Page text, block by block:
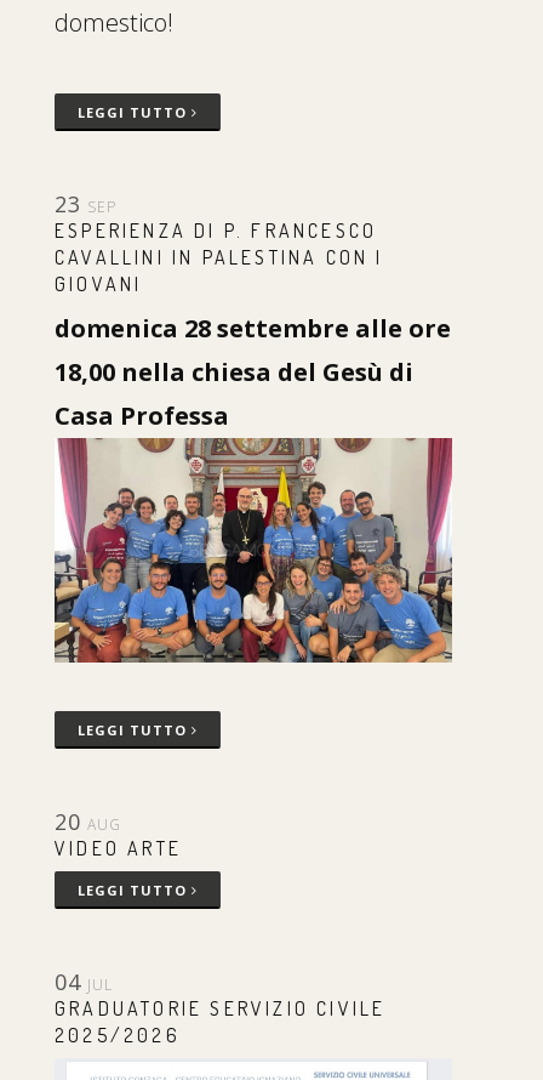
domestico!
LEGGI TUTTO
23 SEP
ESPERIENZA DI P. FRANCESCO
CAVALLINI IN PALESTINA CON I
GIOVANI
domenica 28 settembre alle ore
18,00 nella chiesa del Gesù di
Casa Professa
LEGGI TUTTO
20 AUG
VIDEO ARTE
LEGGI TUTTO
04 JUL
GRADUATORIE SERVIZIO CIVILE
2025/2026